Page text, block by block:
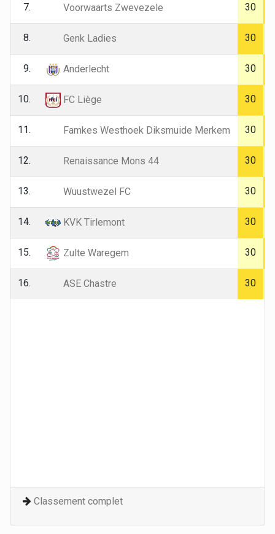
7. Voorwaarts Zwevezele 30
8. Genk Ladies 30
9. Anderlecht 30
10. FC Liège 30
11. Famkes Westhoek Diksmuide Merkem 30
12. Renaissance Mons 44 30
13. Wuustwezel FC 30
14. KVK Tirlemont 30
15. Zulte Waregem 30
16. ASE Chastre 30
Classement complet